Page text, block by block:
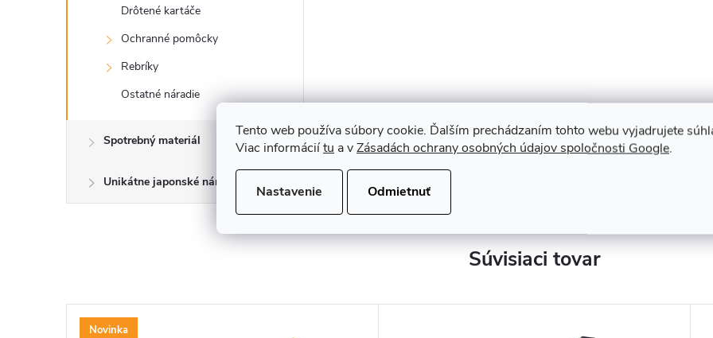
Tento web používa súbory cookie. Ďalším prechádzaním tohto webu vyjadrujete
Viac informáciítu a vZásadách ochrany osobných údajov spoločnosti Google.
Nastavenie Odmietnuť
Drôtené kartáče
Ochranné pomôcky
Rebríky
Ostatné náradie
Spotrebný materiál
Unikátne japonské náradie
Súvisiaci tovar
Novinka